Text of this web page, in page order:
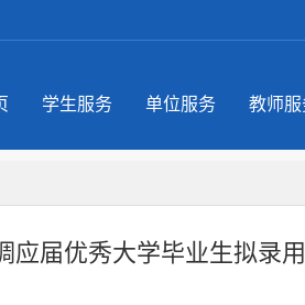
学生服务 单位服务 教师服
应届优秀大学毕业生拟录